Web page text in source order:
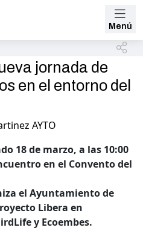
Menú
jornada de
en el entorno del
AYTO
18 de marzo, a las 10:00
en el Convento del
el Ayuntamiento de
Libera en
y Ecoembes.